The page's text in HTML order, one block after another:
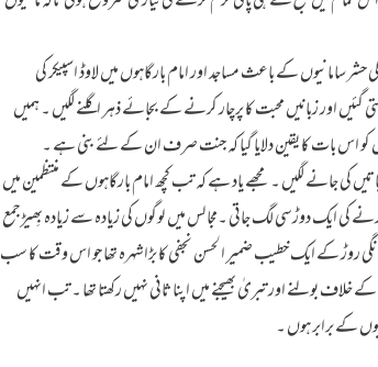
سامانیوں کے باعث مساجد اور امام بارگاہوں میں لاوڈ اسپیکر کی
اور زبانیں محبت کا پرچار کرنے کے بجائے ذہر اگلنے لگیں ۔ ہمیں
کو اس بات کا یقین دلایا گیا کہ جنت صرف ان کے لئے بنی ہے ۔
کی جانے لگیں ۔ مجھے یاد ہے کہ تب کچھ امام بارگاہوں کے منتظمین میں
دوڑ سی لگ جاتی ۔مجالس میں لوگوں کی زیادہ سے زیادہ بِھیڑجمع
روڑ کے ایک خطیب ضمیر الحسن نجفی کا بڑا شہرہ تھا جو اس وقت کا سب
بولنے اور تبریٰ بھیجنے میں اپنا ثانی نہیں رکھتا تھا ۔ تب انہیں
کے برابر ہوں ۔